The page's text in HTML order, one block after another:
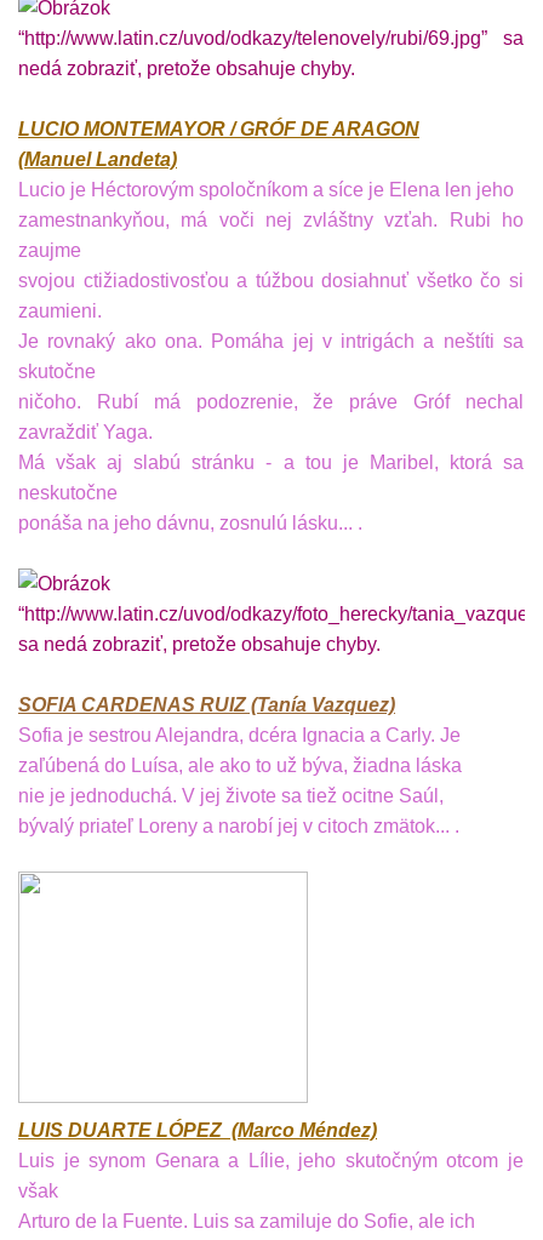
LUCIO MONTEMAYOR / GRÓF DE ARAGON
(Manuel Landeta)
Lucio je Héctorovým spoločníkom a síce je Elena len jeho
zamestnankyňou, má voči nej zvláštny vzťah. Rubi ho
zaujme
svojou ctižiadostivosťou a túžbou dosiahnuť všetko čo si
zaumieni.
Je rovnaký ako ona. Pomáha jej v intrigách a neštíti sa
skutočne
ničoho. Rubí má podozrenie, že práve Gróf nechal
zavraždiť Yaga.
Má však aj slabú stránku - a tou je Maribel, ktorá sa
neskutočne
ponáša na jeho dávnu, zosnulú lásku... .
SOFIA CARDENAS RUIZ (Tanía Vazquez)
Sofia je sestrou Alejandra, dcéra Ignacia a Carly. Je
zaľúbená do Luísa, ale ako to už býva, žiadna láska
nie je jednoduchá. V jej živote sa tiež ocitne Saúl,
bývalý priateľ Loreny a narobí jej v citoch zmätok... .
LUIS DUARTE LÓPEZ (Marco Méndez)
Luis je synom Genara a Lílie, jeho skutočným otcom je
však
Arturo de la Fuente. Luis sa zamiluje do Sofie, ale ich